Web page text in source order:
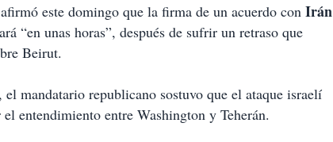
este domingo que la firma de un acuerdo con Irán
“en unas horas”, después de sufrir un retraso que
Beirut.
mandatario republicano sostuvo que el ataque israelí
entendimiento entre Washington y Teherán.